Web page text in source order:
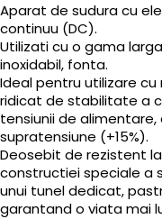
Aparat de sudura cu
continuu (DC).
Utilizati cu o gama
inoxidabil, fonta.
Ideal pentru utilizare
ridicat de stabilitate a
tensiunii de
supratensiune (+15%).
Deosebit de rezistent
constructiei speciale a
unui tunel dedicat,
garantand o viata mai